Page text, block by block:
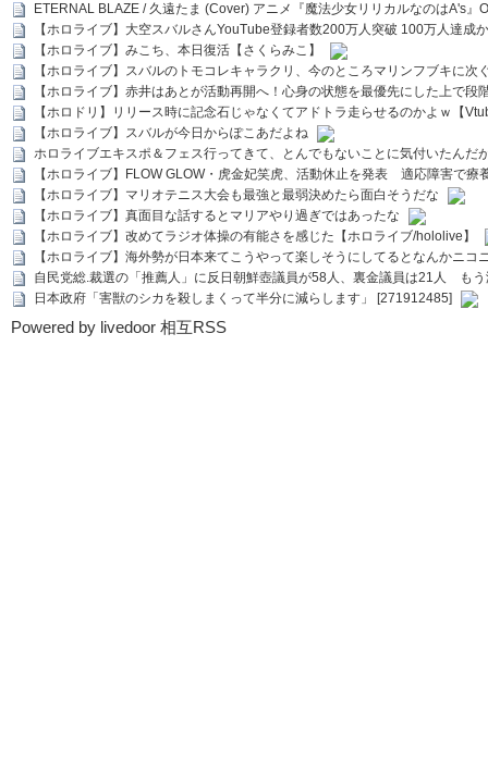
ETERNAL BLAZE / 久遠たま (Cover) アニメ『魔法少女リリカルなのはA's』
【ホロライブ】大空スバルさんYouTube登録者数200万人突破 100万人達成
【ホロライブ】みこち、本日復活【さくらみこ】
【ホロライブ】スバルのトモコレキャラクリ、今のところマリンフブキに
【ホロライブ】赤井はあとが活動再開へ！心身の状態を最優先にした上で段
【ホロドリ】リリース時に記念石じゃなくてアドトラ走らせるのかよｗ【
【ホロライブ】スバルが今日からぽこあだよね
ホロライブエキスポ＆フェス行ってきて、とんでもないことに気付いたんだ
【ホロライブ】FLOW GLOW・虎金妃笑虎、活動休止を発表 適応障害で療
【ホロライブ】マリオテニス大会も最強と最弱決めたら面白そうだな
【ホロライブ】真面目な話するとマリアやり過ぎではあったな
【ホロライブ】改めてラジオ体操の有能さを感じた【ホロライブ/hololive】
【ホロライブ】海外勢が日本来てこうやって楽しそうにしてるとなんかニコ
自民党総.裁選の「推薦人」に反日朝鮮壺議員が58人、裏金議員は21人 も
日本政府「害獣のシカを殺しまくって半分に減らします」 [271912485]
Powered by livedoor 相互RSS